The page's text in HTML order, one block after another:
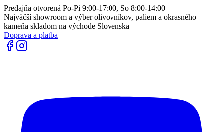
Predajňa otvorená Po-Pi 9:00-17:00, So 8:00-14:00
Najväčší showroom a výber olivovníkov, paliem a okrasného
kameňa skladom na východe Slovenska
Doprava a platba